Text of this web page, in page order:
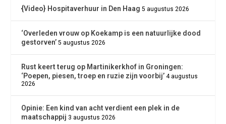
{Video} Hospitaverhuur in Den Haag 5 augustus 2026
‘Overleden vrouw op Koekamp is een natuurlijke dood
gestorven’ 5 augustus 2026
Rust keert terug op Martinikerkhof in Groningen:
‘Poepen, piesen, troep en ruzie zijn voorbij’ 4 augustus
2026
Opinie: Een kind van acht verdient een plek in de
maatschappij 3 augustus 2026